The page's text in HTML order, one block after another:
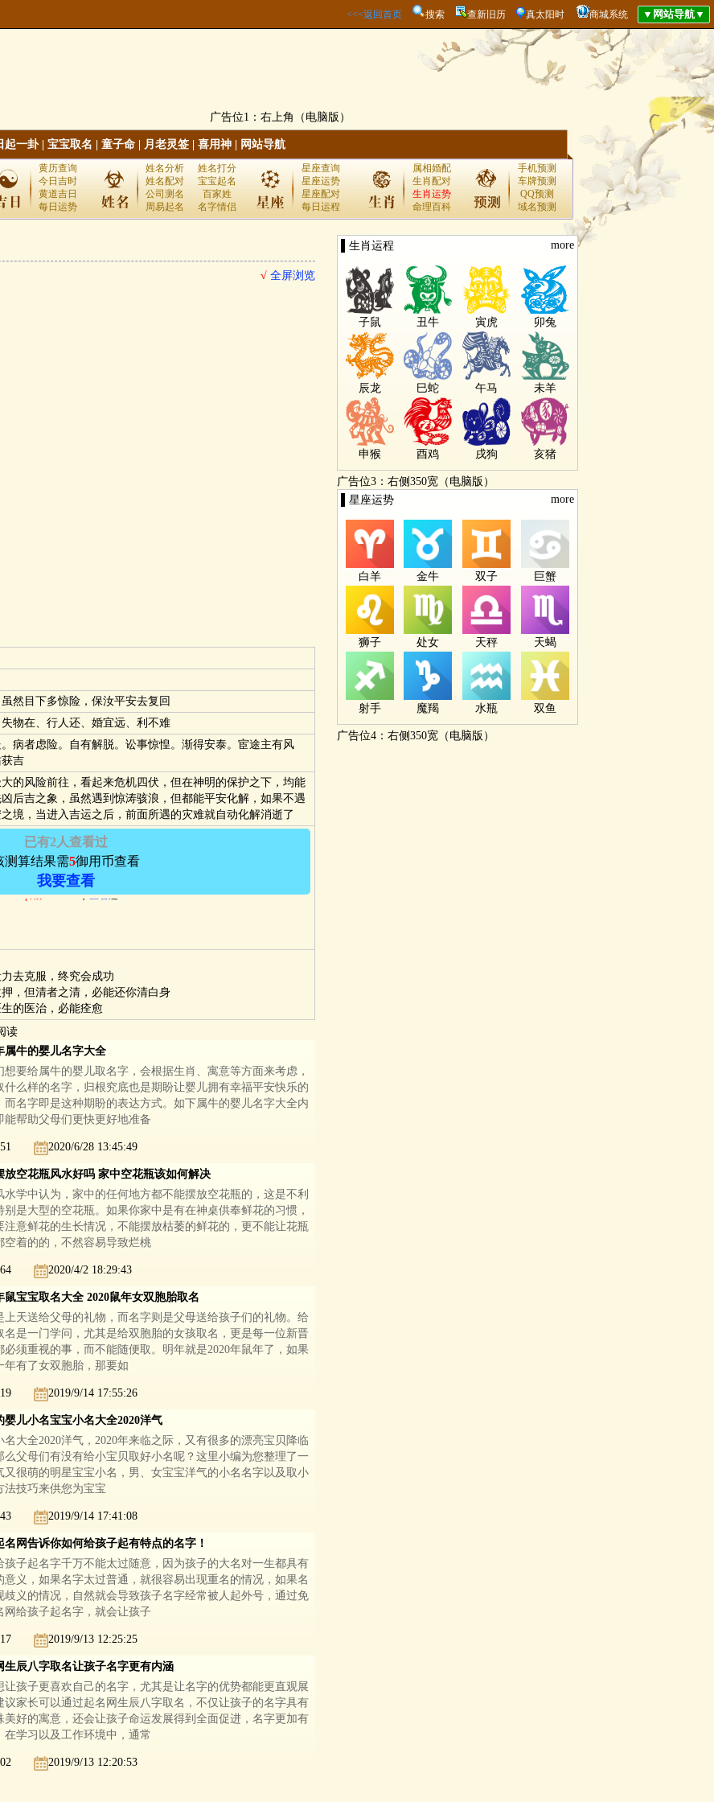
<<<返回首页 搜索 查新旧历 真太阳时 商城系统
广告位1：右上角（电脑版）
起一卦| 宝宝取名 童子命 月老灵签 喜用神 网站导航
黄历查询
今日吉时
黄道吉日
每日运势
姓名分析
姓名打分
姓名配对
宝宝起名
公司测名
百家姓
周易起名
名字情侣
星座查询
星座运势
星座配对
每日运程
属相婚配
生肖配对
生肖运势
命理百科
手机预测
车牌预测
QQ预测
域名预测
√ 全屏浏览
然目下多惊险，保汝平安去复回
物在、行人还、婚宜远、利不难
病者虑险。自有解脱。讼事惊惶。渐得安泰。宦途主有风
吉
的风险前往，看起来危机四伏，但在神明的保护之下，均能
后吉之象，虽然遇到惊涛骇浪，但都能平安化解，如果不遇
境，当进入吉运之后，前面所遇的灾难就自动化解消逝了
已有2人查看过
测算结果需5御用币查看
我要查看
－ 田*** 于2024/5/30 12:21:12 查看
Vip用户－s*** 于查看
去克服，终究会成功
，但清者之清，必能还你清白身
的医治，必能痊愈
读
属牛的婴儿名字大全
想要给属牛的婴儿取名字，会根据生肖、寓意等方面来考虑，
什么样的名字，归根究底也是期盼让婴儿拥有幸福平安快乐的
而名字即是这种期盼的表达方式。如下属牛的婴儿名字大全内
能帮助父母们更快更好地准备
2020/6/28 13:45:49
放空花瓶风水好吗 家中空花瓶该如何解决
学中认为，家中的任何地方都不能摆放空花瓶的，这是不利
别是大型的空花瓶。如果你家中是有在神桌供奉鲜花的习惯，
注意鲜花的生长情况，不能摆放枯萎的鲜花的，更不能让花瓶
空着的的，不然容易导致烂桃
2020/4/2 18:29:43
鼠宝宝取名大全 2020鼠年女双胞胎取名
上天送给父母的礼物，而名字则是父母送给孩子们的礼物。给
名是一门学问，尤其是给双胞胎的女孩取名，更是每一位新晋
必须重视的事，而不能随便取。明年就是2020年鼠年了，如果
年有了女双胞胎，那要如
2019/9/14 17:55:26
婴儿小名宝宝小名大全2020洋气
名大全2020洋气，2020年来临之际，又有很多的漂亮宝贝降临
么父母们有没有给小宝贝取好小名呢？这里小编为您整理了一
又很萌的明星宝宝小名，男、女宝宝洋气的小名名字以及取小
法技巧来供您为宝宝
2019/9/14 17:41:08
名网告诉你如何给孩子起有特点的名字！
孩子起名字千万不能太过随意，因为孩子的大名对一生都具有
意义，如果名字太过普通，就很容易出现重名的情况，如果名
歧义的情况，自然就会导致孩子名字经常被人起外号，通过免
网给孩子起名字，就会让孩子
2019/9/13 12:25:25
生辰八字取名让孩子名字更有内涵
让孩子更喜欢自己的名字，尤其是让名字的优势都能更直观展
议家长可以通过起名网生辰八字取名，不仅让孩子的名字具有
美好的寓意，还会让孩子命运发展得到全面促进，名字更加有
在学习以及工作环境中，通常
2019/9/13 12:20:53
▌生肖运程 more
子鼠 丑牛 寅虎 卯兔
辰龙 巳蛇 午马 未羊
申猴 酉鸡 戌狗 亥猪
广告位3：右侧350宽（电脑版）
▌星座运势
more
白羊 金牛 双子 巨蟹
狮子 处女 天秤 天蝎
射手 魔羯 水瓶 双鱼
广告位4：右侧350宽（电脑版）